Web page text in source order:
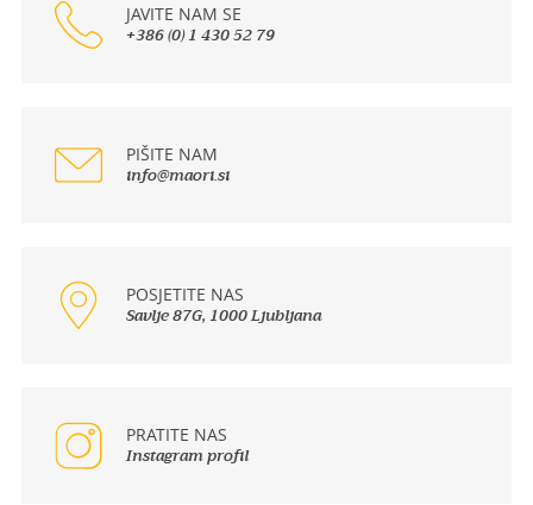
JAVITE NAM SE
+386 (0) 1 430 52 79
PIŠITE NAM
info@maori.si
POSJETITE NAS
Savlje 87G, 1000 Ljubljana
PRATITE NAS
Instagram profil